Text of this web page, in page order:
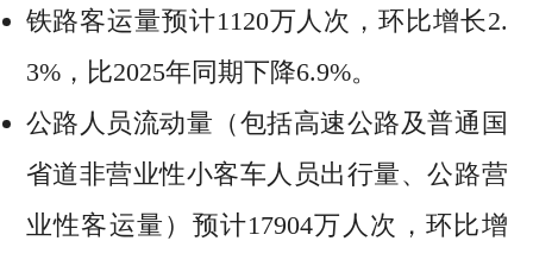
铁路客运量预计1120万人次，环比增长2.
3%，比2025年同期下降6.9%。
公路人员流动量（包括高速公路及普通国
省道非营业性小客车人员出行量、公路营
业性客运量）预计17904万人次，环比增